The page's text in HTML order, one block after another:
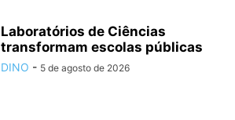
Laboratórios de Ciências
transformam escolas públicas
DINO - 5 de agosto de 2026